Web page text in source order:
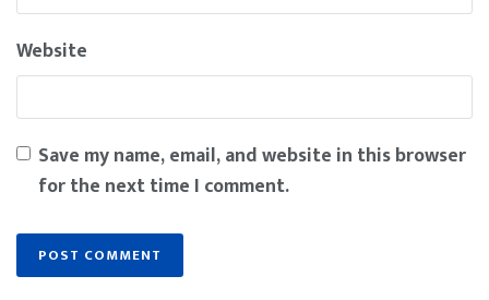
Website
Save my name, email, and website in this browser
for the next time I comment.